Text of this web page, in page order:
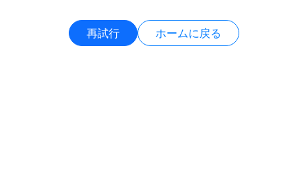
再試行 ホームに戻る